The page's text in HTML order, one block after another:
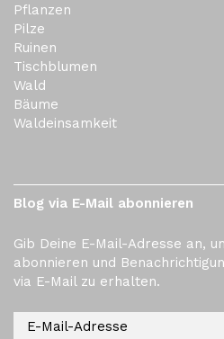
Pflanzen
Pilze
Ruinen
Tischblumen
Wald
Bäume
Waldeinsamkeit
Blog via E-Mail abonnieren
Gib Deine E-Mail-Adresse an,
abonnieren und
via E-Mail zu erhalten.